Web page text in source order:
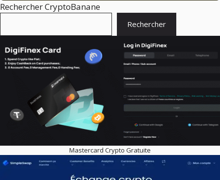
Rechercher CryptoBanane
Rechercher
Mastercard Crypto Gratuite